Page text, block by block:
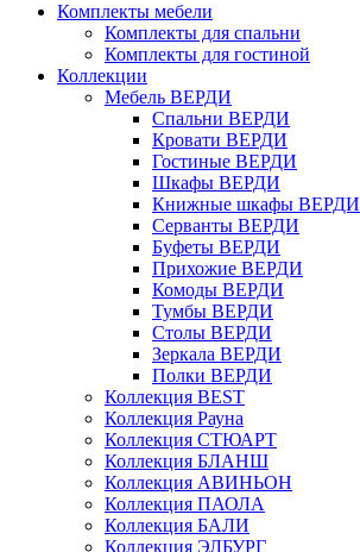
Комплекты мебели
Комплекты для спальни
Комплекты для гостиной
Коллекции
Мебель ВЕРДИ
Спальни ВЕРДИ
Кровати ВЕРДИ
Гостиные ВЕРДИ
Шкафы ВЕРДИ
Книжные шкафы ВЕРДИ
Серванты ВЕРДИ
Буфеты ВЕРДИ
Прихожие ВЕРДИ
Комоды ВЕРДИ
Тумбы ВЕРДИ
Столы ВЕРДИ
Зеркала ВЕРДИ
Полки ВЕРДИ
Коллекция BEST
Коллекция Рауна
Коллекция СТЮАРТ
Коллекция БЛАНШ
Коллекция АВИНЬОН
Коллекция ПАОЛА
Коллекция БАЛИ
Коллекция ЭЛБУРГ